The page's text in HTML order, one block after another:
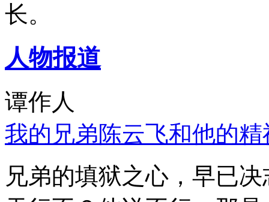
长。
人物报道
谭作人
我的兄弟陈云飞和他的
兄弟的填狱之心，早已